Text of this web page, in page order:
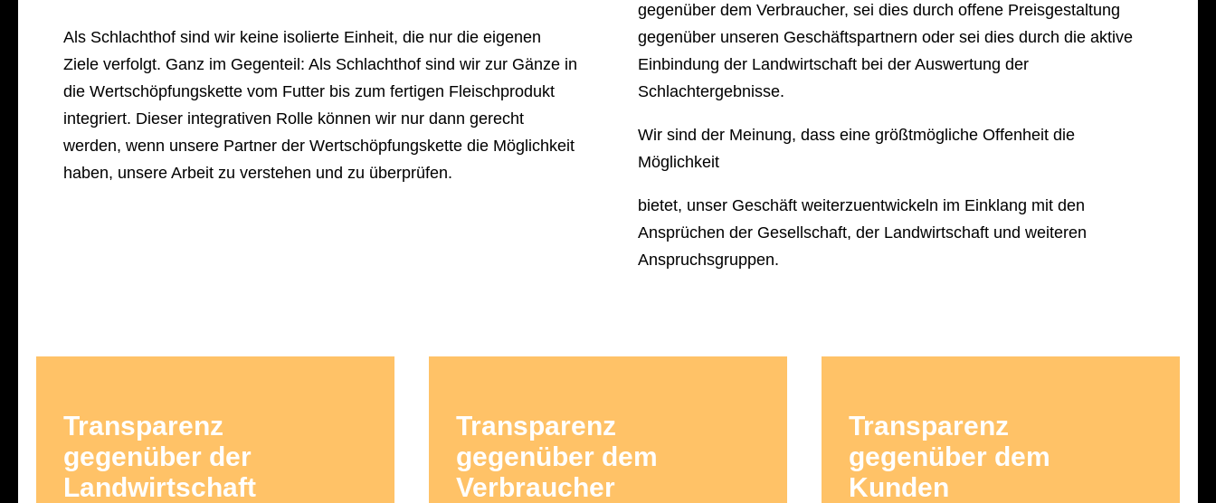
Als Schlachthof sind wir keine isolierte Einheit, die nur die eigenen
Ziele verfolgt. Ganz im Gegenteil: Als Schlachthof sind wir zur Gänze in
die Wertschöpfungskette vom Futter bis zum fertigen Fleischprodukt
integriert. Dieser integrativen Rolle können wir nur dann gerecht
werden, wenn unsere Partner der Wertschöpfungskette die Möglichkeit
haben, unsere Arbeit zu verstehen und zu überprüfen.
gegenüber dem Verbraucher, sei dies durch offene Preisgestaltung
gegenüber unseren Geschäftspartnern oder sei dies durch die aktive
Einbindung der Landwirtschaft bei der Auswertung der
Schlachtergebnisse.
Wir sind der Meinung, dass eine größtmögliche Offenheit die
Möglichkeit
bietet, unser Geschäft weiterzuentwickeln im Einklang mit den
Ansprüchen der Gesellschaft, der Landwirtschaft und weiteren
Anspruchsgruppen.
Transparenz
gegenüber der
Landwirtschaft
Transparenz
gegenüber dem
Verbraucher
Transparenz
gegenüber dem
Kunden